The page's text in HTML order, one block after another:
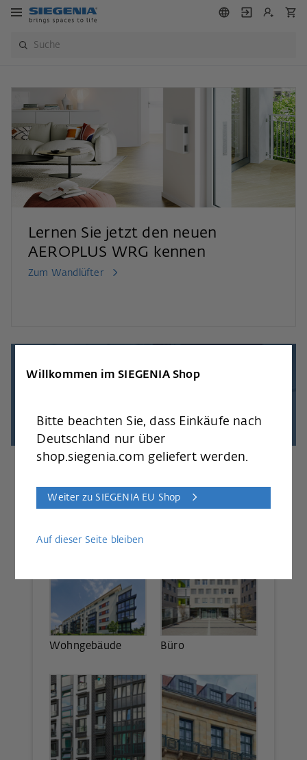
Lernen Sie jetzt den neuen
AEROPLUS WRG kennen
Zum Wandlüfter
Finden Sie Ihren
Lüfter!
des Objektes handelt es
sich?
Wohngebäude Büro
Willkommen im SIEGENIA Shop
Bitte beachten Sie, dass Einkäufe nach
Deutschland nur über
shop.siegenia.com geliefert werden.
Weiter zu SIEGENIA EU Shop
Auf dieser Seite bleiben